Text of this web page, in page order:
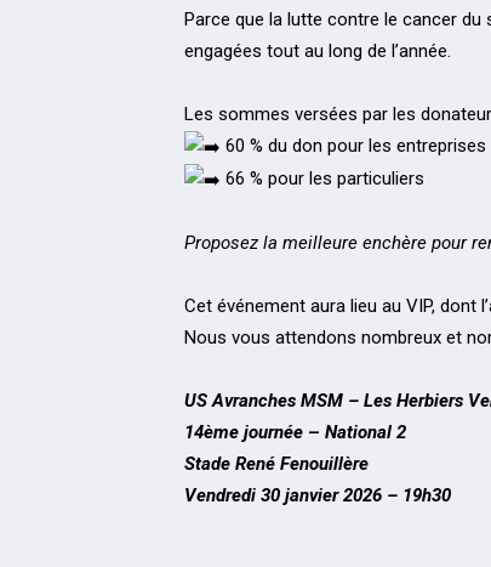
Parce que la lutte contre le cancer du
engagées tout au long de l’année.
Les sommes versées par les
60 % du don pour les entreprises
66 % pour les particuliers
Proposez la meilleure enchère pour
Cet événement aura lieu au VIP,
Nous vous attendons nombreux et
US Avranches MSM – Les Herbiers
14ème journée – National 2
Stade René Fenouillère
Vendredi 30 janvier 2026 – 19h30